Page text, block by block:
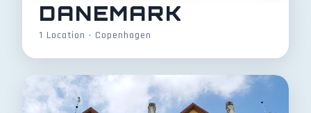
DANEMARK
1 Location • Copenhagen